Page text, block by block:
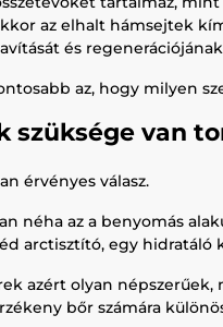
az elhalt hámsejtek
és
az, hogy milyen
szüksége van
érvényes válasz.
néha az a benyomás
arctisztító, egy
azért olyan
bőr számára